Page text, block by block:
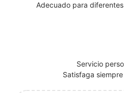
Adecuado para
Servicio
Satisfaga